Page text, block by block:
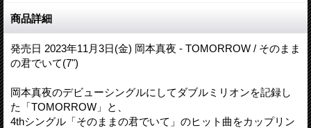
商品詳細
発売日 2023年11月3日(金) 岡本真夜 - TOMORROW / そのまま
の君でいて(7")
岡本真夜のデビューシングルにしてダブルミリオンを記録し
た「TOMORROW」と、
4thシングル「そのままの君でいて」のヒット曲をカップリン